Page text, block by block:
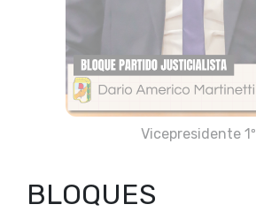
Vicepresidente 1º
BLOQUES